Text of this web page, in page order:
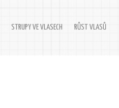
STRUPY VE VLASECH RŮST VLASŮ